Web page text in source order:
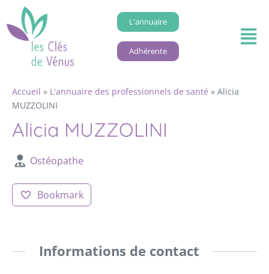
L'annuaire
Adhérente
Accueil » L'annuaire des professionnels de santé » Alicia
MUZZOLINI
Alicia MUZZOLINI
Ostéopathe
Bookmark
Informations de contact